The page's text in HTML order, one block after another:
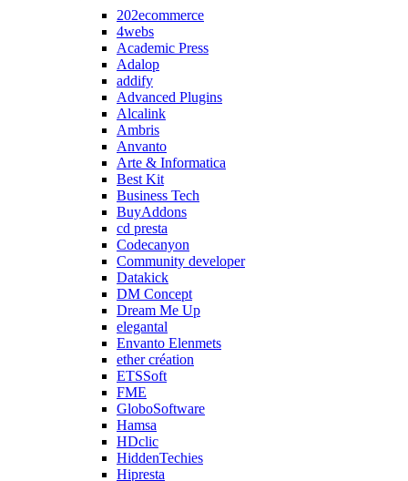
202ecommerce
4webs
Academic Press
Adalop
addify
Advanced Plugins
Alcalink
Ambris
Anvanto
Arte & Informatica
Best Kit
Business Tech
BuyAddons
cd presta
Codecanyon
Community developer
Datakick
DM Concept
Dream Me Up
elegantal
Envanto Elenmets
ether création
ETSSoft
FME
GloboSoftware
Hamsa
HDclic
HiddenTechies
Hipresta